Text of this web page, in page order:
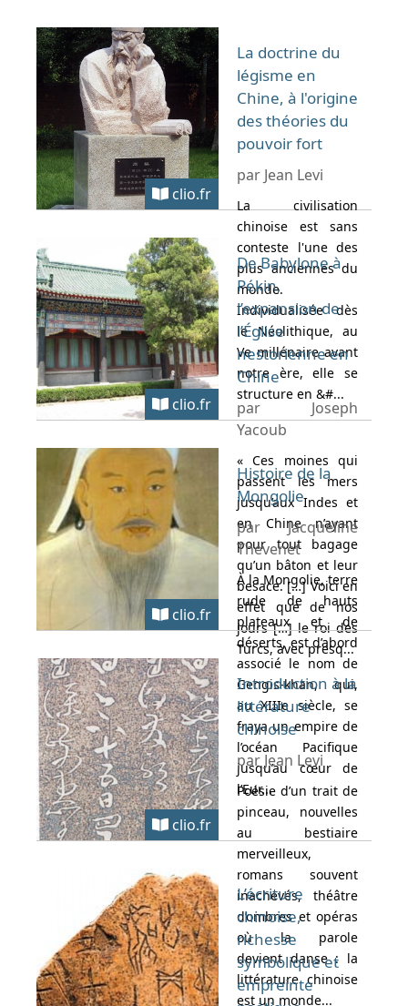
clio.fr
La doctrine du
légisme en
Chine, à l'origine
des théories du
pouvoir fort
par Jean Levi
La civilisation
chinoise est sans
conteste l'une des
plus anciennes du
monde.
Individualisée dès
le Néolithique, au
Ve millénaire avant
notre ère, elle se
structure en &#...
clio.fr
De Babylone à
Pékin,
l’expansion de
l’Église
nestorienne en
Chine
par Joseph
Yacoub
« Ces moines qui
passent les mers
jusqu’aux Indes et
en Chine n’ayant
pour tout bagage
qu’un bâton et leur
besace. […] Voici en
effet que de nos
jours […] le roi des
Turcs, avec presq...
clio.fr
Histoire de la
Mongolie
par Jacqueline
Thevenet
À la Mongolie, terre
rude de hauts
plateaux et de
déserts, est d’abord
associé le nom de
Gengis-khan, qui,
au XIIIe siècle, se
fraya un empire de
l’océan Pacifique
jusqu’au cœur de
l’Eur...
clio.fr
Introduction à la
littérature
chinoise
par Jean Levi
Poésie d’un trait de
pinceau, nouvelles
au bestiaire
merveilleux,
romans souvent
inachevés, théâtre
d’ombres et opéras
où la parole
devient danse : la
littérature chinoise
est un monde...
L’écriture
chinoise,
richesse
symbolique et
empreinte